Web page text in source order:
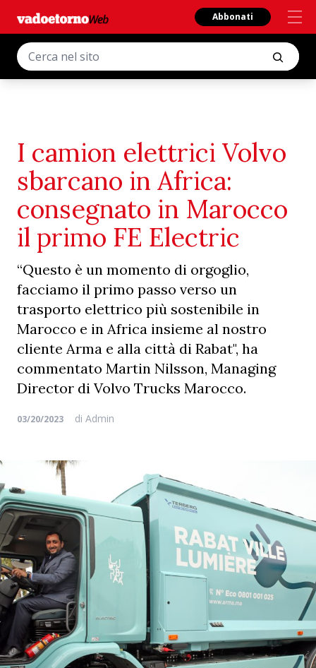
Abbonati
I camion elettrici Volvo
sbarcano in Africa:
consegnato in Marocco
il primo FE Electric
“Questo è un momento di orgoglio,
facciamo il primo passo verso un
trasporto elettrico più sostenibile in
Marocco e in Africa insieme al nostro
cliente Arma e alla città di Rabat", ha
commentato Martin Nilsson, Managing
Director di Volvo Trucks Marocco.
03/20/2023 di Admin